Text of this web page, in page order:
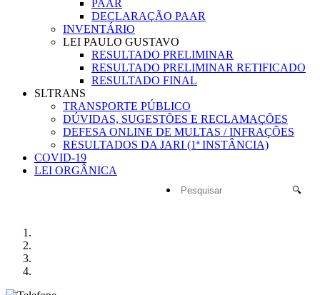
PAAR
DECLARAÇÃO PAAR
INVENTÁRIO
LEI PAULO GUSTAVO
RESULTADO PRELIMINAR
RESULTADO PRELIMINAR RETIFICADO
RESULTADO FINAL
SLTRANS
TRANSPORTE PÚBLICO
DÚVIDAS, SUGESTÕES E RECLAMAÇÕES
DEFESA ONLINE DE MULTAS / INFRAÇÕES
RESULTADOS DA JARI (1ª INSTÂNCIA)
COVID-19
LEI ORGÂNICA
🔍